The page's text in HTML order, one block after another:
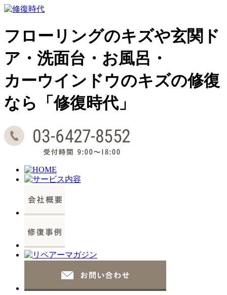
フローリングのキズや玄関ド
ア・洗面台・お風呂・
カーウインドウのキズの修復
なら「修復時代」